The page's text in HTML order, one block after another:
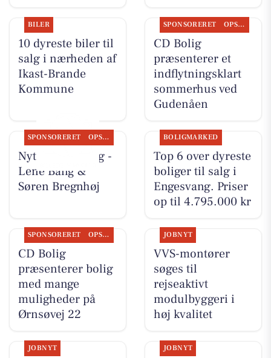
BILER
10 dyreste biler til
salg i nærheden af
Ikast-Brande
Kommune
SPONSORERET OPSLAGSTAVLEN
CD Bolig
præsenterer et
indflytningsklart
sommerhus ved
Gudenåen
SPONSORERET OPSLAGSTAVLEN
Nyt fra CD Bolig -
Lene Bang &
Søren Bregnhøj
BOLIGMARKED
Top 6 over dyreste
boliger til salg i
Engesvang. Priser
op til 4.795.000 kr
SPONSORERET OPSLAGSTAVLEN
CD Bolig
præsenterer bolig
med mange
muligheder på
Ørnsøvej 22
JOBNYT
VVS-montører
søges til
rejseaktivt
modulbyggeri i
høj kvalitet
JOBNYT JOBNYT